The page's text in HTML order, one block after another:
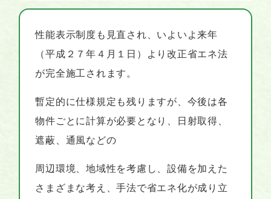
性能表示制度も見直され、 いよいよ来年
（平成２７年４月１日）より改正省エネ法
が完全施工されます。
暫定的に仕様規定も残りますが、今後は各
物件ごとに計算が必要となり、日射取得、
遮蔽、通風などの
周辺環境、地域性を考慮し、設備を加えた
さまざまな考え、手法で省エネ化が成り立